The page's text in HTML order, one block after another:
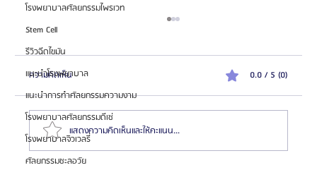
โรงพยาบาลศัลยกรรมไพรเวท
Stem Cell
รีวิวฉีดไขมัน
แนะนำโรงพยาบาล
แนะนำการทำศัลยกรรมความงาม
โรงพยาบาลศัลยกรรมดีเซ่
โรงพยาบาลจิวเวลรี่
ศัลยกรรมชะลอวัย
ความคิดเห็น 0.0 / 5 (0)
แสดงความคิดเห็นและให้คะแนน...